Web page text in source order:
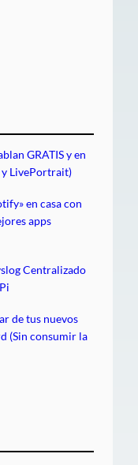
GRATIS y en
y LivePortrait)
en casa con
apps
Centralizado
de tus nuevos
(Sin consumir la